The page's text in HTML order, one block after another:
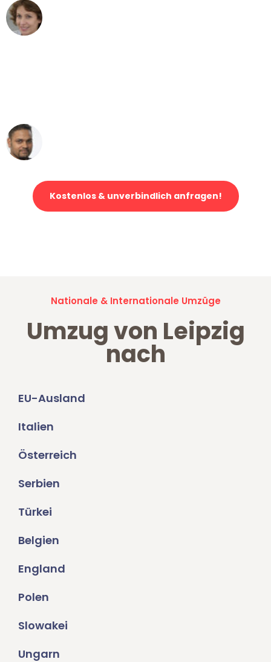
Kostenlos & unverbindlich anfragen!
Nationale & Internationale Umzüge
Umzug von Leipzig
nach
EU-Ausland
Italien
Österreich
Serbien
Türkei
Belgien
England
Polen
Slowakei
Ungarn